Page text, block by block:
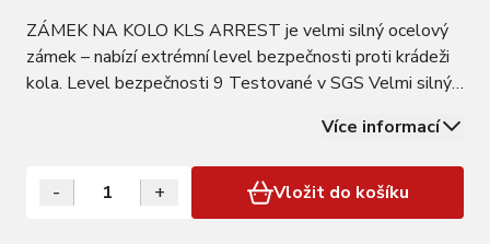
ZÁMEK NA KOLO KLS ARREST je velmi silný ocelový
zámek – nabízí extrémní level bezpečnosti proti krádeži
kola. Level bezpečnosti 9 Testované v SGS Velmi silný
zabraňuje, aby zámek poškrábal rám kola Díky držáku,
který je součástí balení je…
Více informací
- + Vložit do košíku